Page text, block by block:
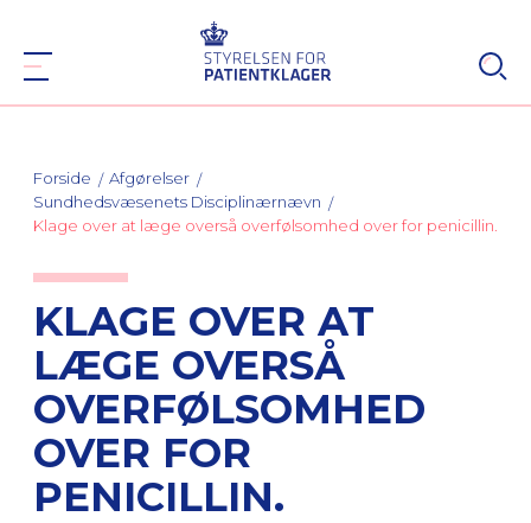
Forside
Afgørelser
Sundhedsvæsenets Disciplinærnævn
Klage over at læge overså overfølsomhed over for penicillin.
KLAGE OVER AT
LÆGE OVERSÅ
OVERFØLSOMHED
OVER FOR
PENICILLIN.